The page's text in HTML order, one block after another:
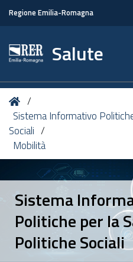
Regione Emilia-Romagna
Salute
Tu
sei
qui:
Home
Sistema Informativo
Sociali
Mobilità
Sistema
Politiche per la
Politiche Sociali